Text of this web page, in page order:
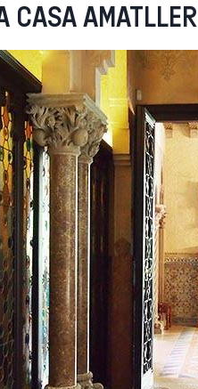
CASA AMATLLER